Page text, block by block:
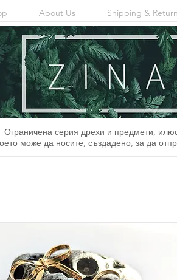
About Us Shipping &
Ограничена серия дрехи и предмети,
може да носите, създадено, за да